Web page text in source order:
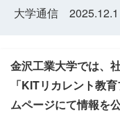
大学通信 2025.12.1
金沢工業大学では、
「KITリカレント教
ムページにて情報を